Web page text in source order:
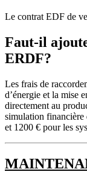
Le contrat EDF de
Faut-il
ERDF?
Les frais de
d’énergie et la mise
directement au
simulation financière
et 1200 € pour les